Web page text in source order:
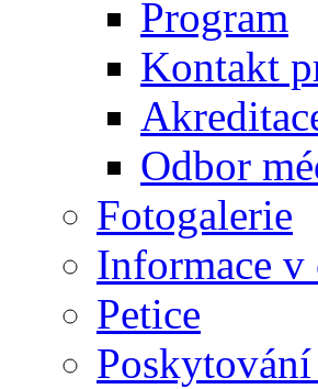
Program
Kontakt
Odbor
Fotogalerie
Informace v
Petice